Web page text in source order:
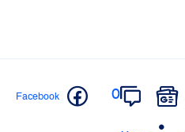
0
Facebook